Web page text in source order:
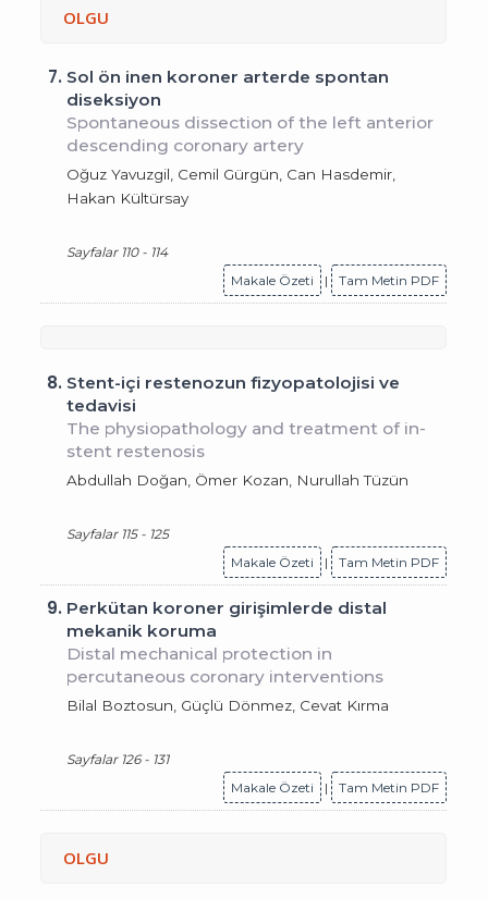
OLGU
7. Sol ön inen koroner arterde spontan
diseksiyon
Spontaneous dissection of the left anterior
descending coronary artery
Oğuz Yavuzgil, Cemil Gürgün, Can Hasdemir,
Hakan Kültürsay
Sayfalar 110 - 114
Makale Özeti
| Tam Metin PDF
8. Stent-içi restenozun fizyopatolojisi ve
tedavisi
The physiopathology and treatment of in-
stent restenosis
Abdullah Doğan, Ömer Kozan, Nurullah Tüzün
Sayfalar 115 - 125
Makale Özeti
| Tam Metin PDF
9. Perkütan koroner girişimlerde distal
mekanik koruma
Distal mechanical protection in
percutaneous coronary interventions
Bilal Boztosun, Güçlü Dönmez, Cevat Kırma
Sayfalar 126 - 131
Makale Özeti
| Tam Metin PDF
OLGU